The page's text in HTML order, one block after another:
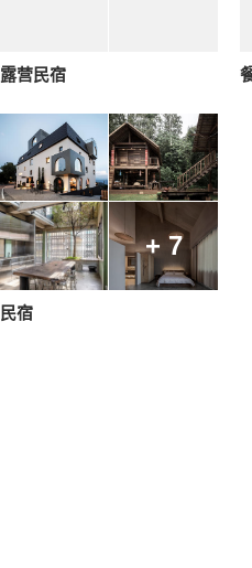
露营民宿
+ 7
民宿